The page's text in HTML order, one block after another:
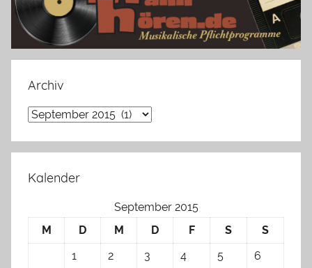
Archiv
Archiv
Kalender
September 2015
M
D M D F S
S
1
2 3 4 5 6